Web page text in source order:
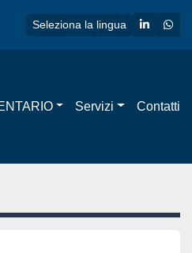
Seleziona la lingua linkedin
Servizi Contatti